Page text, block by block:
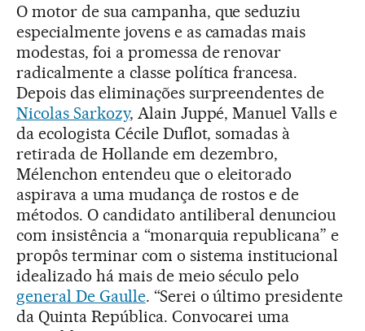
O motor de sua campanha, que seduziu
especialmente jovens e as camadas mais
modestas, foi a promessa de renovar
radicalmente a classe política francesa.
Depois das eliminações surpreendentes de
Nicolas Sarkozy, Alain Juppé, Manuel Valls e
da ecologista Cécile Duflot, somadas à
retirada de Hollande em dezembro,
Mélenchon entendeu que o eleitorado
aspirava a uma mudança de rostos e de
métodos. O candidato antiliberal denunciou
com insistência a “monarquia republicana” e
propôs terminar com o sistema institucional
idealizado há mais de meio século pelo
general De Gaulle. “Serei o último presidente
da Quinta República. Convocarei uma